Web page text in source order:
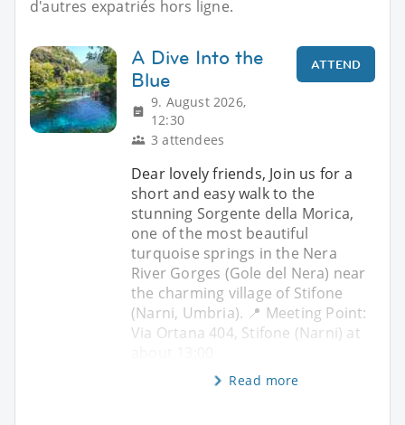
d'autres expatriés hors ligne.
A Dive Into the
Blue
9. August 2026,
12:30
3 attendees
ATTEND
Dear lovely friends, Join us for a
short and easy walk to the
stunning Sorgente della Morica,
one of the most beautiful
turquoise springs in the Nera
River Gorges (Gole del Nera) near
the charming village of Stifone
(Narni, Umbria). 📍 Meeting Point:
Via Ortana 404, Stifone (Narni) at
Read more